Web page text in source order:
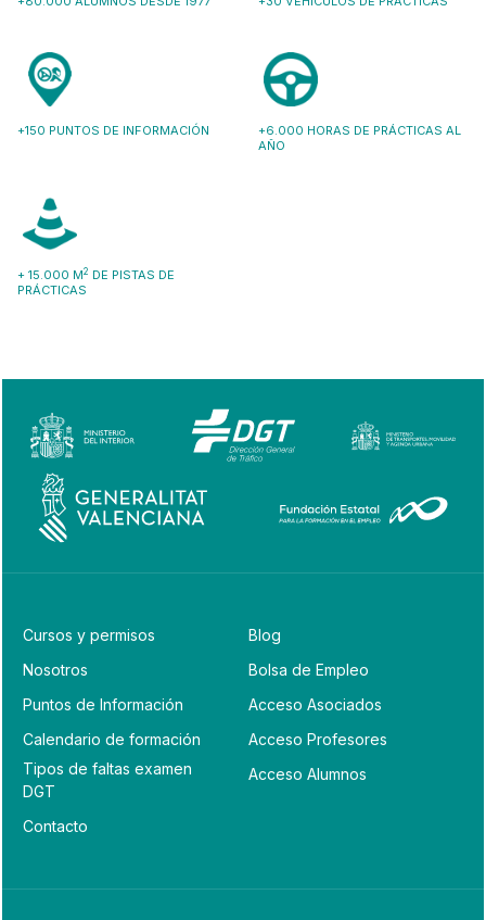
+150 PUNTOS DE INFORMACIÓN
+6.000 HORAS DE PRÁCTICAS AL
AÑO
+ 15.000 M2 DE PISTAS DE
PRÁCTICAS
Cursos y permisos
Nosotros
Puntos de Información
Calendario de formación
Tipos de faltas examen
DGT
Contacto
Blog
Bolsa de Empleo
Acceso Asociados
Acceso Profesores
Acceso Alumnos